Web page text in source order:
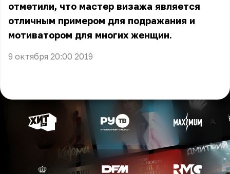
отметили, что мастер визажа является
отличным примером для подражания и
мотиватором для многих женщин.
9 октября 20:00 2019